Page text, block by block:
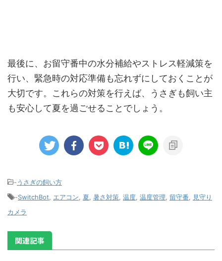
最後に、お留守番中の水分補給やストレス軽減策を
行い、緊急時の対応準備も忘れずにしておくことが
大切です。これらの対策を行えば、うさぎも飼い主
も安心して夏を過ごせることでしょう。
-うさぎの飼い方
-SwitchBot エアコン 夏 暑さ対策 温度 温度管理 留守番
見守り
カメラ
関連記事